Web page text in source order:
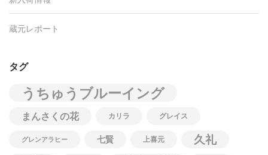
蔵元レポート
タグ
うちゅうブルーイング
まんさくの花 カリラ グレイス
グレンアラヒー 七賢 上喜元
久礼